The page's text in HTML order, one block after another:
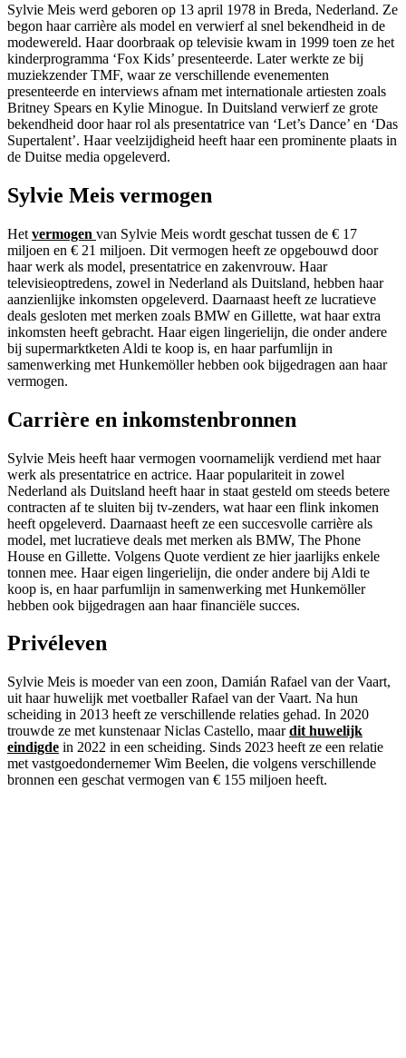
Sylvie Meis werd geboren op 13 april 1978 in Breda, Nederland. Ze
begon haar carrière als model en verwierf al snel bekendheid in de
modewereld. Haar doorbraak op televisie kwam in 1999 toen ze het
kinderprogramma ‘Fox Kids’ presenteerde. Later werkte ze bij
muziekzender TMF, waar ze verschillende evenementen
presenteerde en interviews afnam met internationale artiesten zoals
Britney Spears en Kylie Minogue. In Duitsland verwierf ze grote
bekendheid door haar rol als presentatrice van ‘Let’s Dance’ en ‘Das
Supertalent’. Haar veelzijdigheid heeft haar een prominente plaats in
de Duitse media opgeleverd.
Sylvie Meis vermogen
Het vermogen van Sylvie Meis wordt geschat tussen de € 17
miljoen en € 21 miljoen. Dit vermogen heeft ze opgebouwd door
haar werk als model, presentatrice en zakenvrouw. Haar
televisieoptredens, zowel in Nederland als Duitsland, hebben haar
aanzienlijke inkomsten opgeleverd. Daarnaast heeft ze lucratieve
deals gesloten met merken zoals BMW en Gillette, wat haar extra
inkomsten heeft gebracht. Haar eigen lingerielijn, die onder andere
bij supermarktketen Aldi te koop is, en haar parfumlijn in
samenwerking met Hunkemöller hebben ook bijgedragen aan haar
vermogen.
Carrière en inkomstenbronnen
Sylvie Meis heeft haar vermogen voornamelijk verdiend met haar
werk als presentatrice en actrice. Haar populariteit in zowel
Nederland als Duitsland heeft haar in staat gesteld om steeds betere
contracten af te sluiten bij tv-zenders, wat haar een flink inkomen
heeft opgeleverd. Daarnaast heeft ze een succesvolle carrière als
model, met lucratieve deals met merken als BMW, The Phone
House en Gillette. Volgens Quote verdient ze hier jaarlijks enkele
tonnen mee. Haar eigen lingerielijn, die onder andere bij Aldi te
koop is, en haar parfumlijn in samenwerking met Hunkemöller
hebben ook bijgedragen aan haar financiële succes.
Privéleven
Sylvie Meis is moeder van een zoon, Damián Rafael van der Vaart,
uit haar huwelijk met voetballer Rafael van der Vaart. Na hun
scheiding in 2013 heeft ze verschillende relaties gehad. In 2020
trouwde ze met kunstenaar Niclas Castello, maardit huwelijk
eindigde in 2022 in een scheiding. Sinds 2023 heeft ze een relatie
met vastgoedondernemer Wim Beelen, die volgens verschillende
bronnen een geschat vermogen van € 155 miljoen heeft.